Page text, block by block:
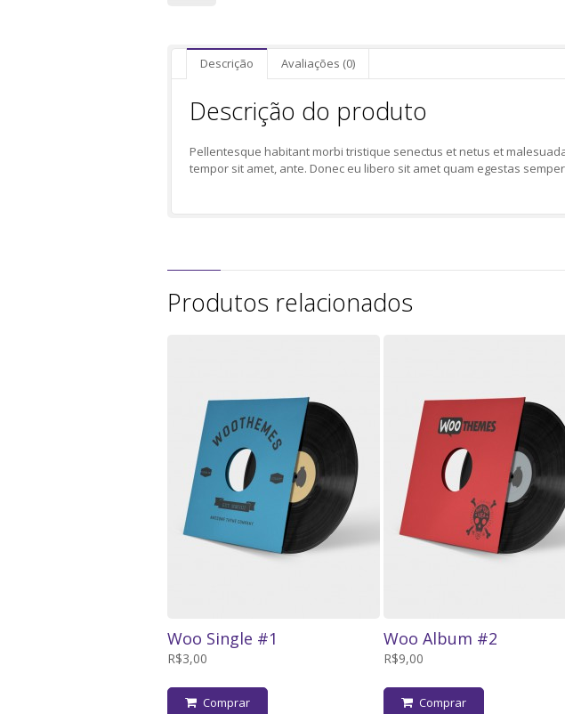
Descrição Avaliações (0)
Descrição do produto
Pellentesque habitant morbi tristique senectus et netus et
tempor sit amet, ante. Donec eu libero sit amet quam egestas
Produtos relacionados
Woo Single #1
R$3,00
Comprar
Woo Album #2
R$9,00
Comprar